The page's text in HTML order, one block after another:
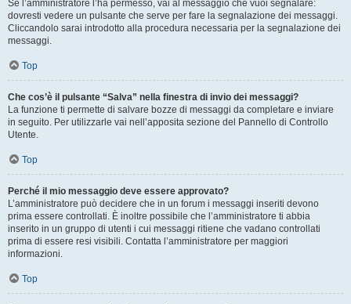
Se l’amministratore l’ha permesso, vai al messaggio che vuoi segnalare:
dovresti vedere un pulsante che serve per fare la segnalazione dei messaggi.
Cliccandolo sarai introdotto alla procedura necessaria per la segnalazione dei
messaggi.
Top
Che cos’è il pulsante “Salva” nella finestra di invio dei messaggi?
La funzione ti permette di salvare bozze di messaggi da completare e inviare
in seguito. Per utilizzarle vai nell’apposita sezione del Pannello di Controllo
Utente.
Top
Perché il mio messaggio deve essere approvato?
L’amministratore può decidere che in un forum i messaggi inseriti devono
prima essere controllati. È inoltre possibile che l’amministratore ti abbia
inserito in un gruppo di utenti i cui messaggi ritiene che vadano controllati
prima di essere resi visibili. Contatta l’amministratore per maggiori
informazioni.
Top